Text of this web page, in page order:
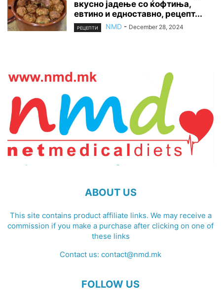
вкусно јадење со ќофтиња,
евтино и едноставно, рецепт...
РЕЦЕПТИ NMD - December 28, 2024
ABOUT US
This site contains product affiliate links. We may receive a
commission if you make a purchase after clicking on one of
these links
Contact us: contact@nmd.mk
FOLLOW US